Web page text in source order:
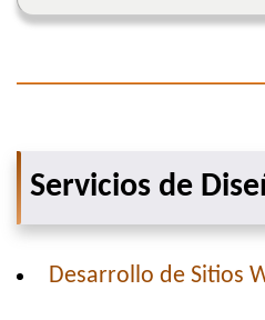
Servicios de
Desarrollo de Sitios